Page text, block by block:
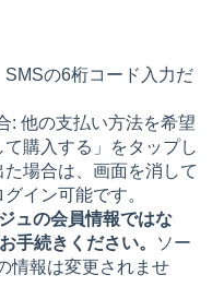
の6桁コード入力だ
: 他の支払い方法を希望
購入する」をタップし
場合は、画面を消して
イン可能です。
ュの会員情報ではな
手続きください。
ソー
情報は変更されませ